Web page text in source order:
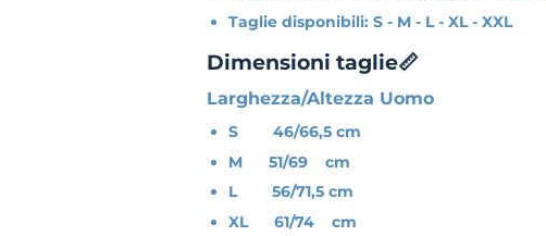
Taglie disponibili: S - M - L - XL - XXL
Dimensioni taglie📏
Larghezza/Altezza Uomo
S 46/66,5 cm
M 51/69 cm
L 56/71,5 cm
XL 61/74 cm